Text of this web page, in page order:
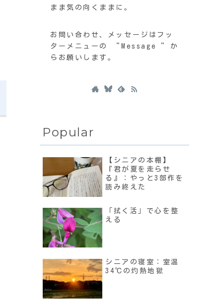
まま気の向くままに。
お問い合わせ、メッセージはフッ
ターメニューの “Message“ か
らお願いします。
Popular
【シニアの本棚】
『君が夏を走らせ
る』：やっと3部作を
読み終えた
「拭く活」で心を整
える
シニアの寝室：室温
34℃の灼熱地獄